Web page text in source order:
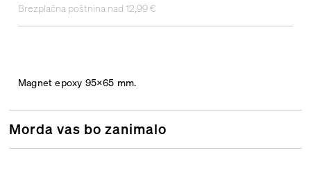
Brezplačna poštnina nad 12,99 €
Magnet epoxy 95×65 mm.
Morda vas bo zanimalo